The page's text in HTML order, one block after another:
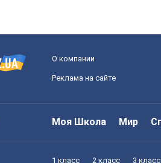
О компании
Реклама на сайте
Моя Школа Мир
1 класс 2 класс 3 класс